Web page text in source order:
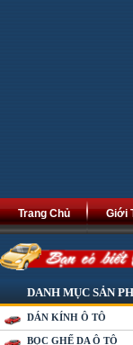
Trang Chủ Giới
Tài Phát Lộc.
DANH MỤC SẢN
DÁN KÍNH Ô TÔ
BỌC GHẾ DA Ô TÔ